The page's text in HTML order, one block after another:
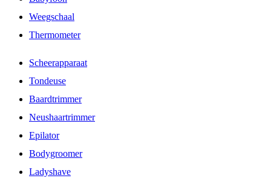
Weegschaal
Thermometer
Scheerapparaat
Tondeuse
Baardtrimmer
Neushaartrimmer
Epilator
Bodygroomer
Ladyshave